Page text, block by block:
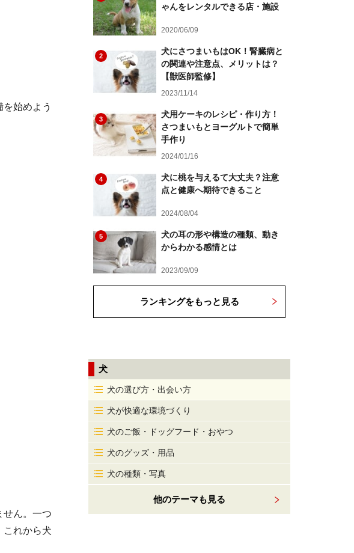
始めよう
せん。一つ
これから犬
ゃんをレンタルできる店・施設
2020/06/09
2
犬にさつまいもはOK！腎臓病と
の関連や注意点、メリットは？
【獣医師監修】
2023/11/14
3
犬用ケーキのレシピ・作り方！
さつまいもとヨーグルトで簡単
手作り
2024/01/16
4
犬に桃を与えるて大丈夫？注意
点と健康へ期待できること
2024/08/04
5
犬の耳の形や構造の種類、動き
からわかる感情とは
2023/09/09
ランキングをもっと見る
犬
犬の選び方・出会い方
犬が快適な環境づくり
犬のご飯・ドッグフード・おやつ
犬のグッズ・用品
犬の種類・写真
他のテーマも見る